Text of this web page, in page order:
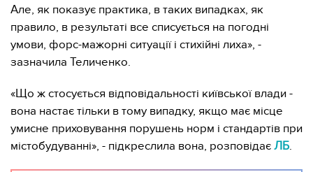
Але, як показує практика, в таких випадках, як
правило, в результаті все списується на погодні
умови, форс-мажорні ситуації і стихійні лиха», -
зазначила Теличенко.
«Що ж стосується відповідальності київської влади -
вона настає тільки в тому випадку, якщо має місце
умисне приховування порушень норм і стандартів при
містобудуванні», - підкреслила вона, розповідає ЛБ.